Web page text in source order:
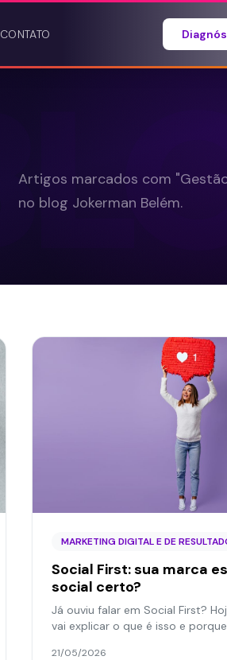
CONTATO
Artigos marcados com
no blog Jokerman Belém.
MARKETING DIGITAL E DE
Social First: sua marca
social certo?
Já ouviu falar em Social First?
vai explicar o que é isso e
21/05/2026